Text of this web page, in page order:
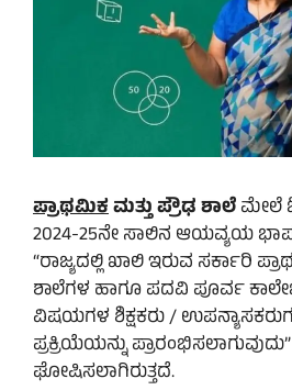
ಪ್ರಾಥಮಿಕಮತ್ತು ಪ್ರೌಢ ಶಾಲೆಮೇಲೆ
2024-25ನೇ ಸಾಲಿನ ಆಯವ್ಯಯ
“ರಾಜ್ಯದಲ್ಲಿ ಖಾಲಿ ಇರುವ ಸರ್ಕಾರಿ
ಶಾಲೆಗಳ ಹಾಗೂ ಪದವಿ ಪೂರ್ವ
ವಿಷಯಗಳ ಶಿಕ್ಷಕರು /
ಪ್ರಕ್ರಿಯೆಯನ್ನು
ಘೋಷಿಸಲಾಗಿರುತ್ತದೆ.